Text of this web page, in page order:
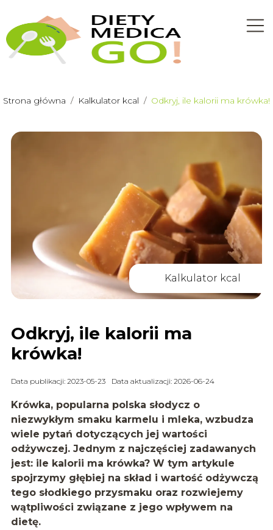
Strona główna / Kalkulator kcal / Odkryj, ile kalorii ma krówka!
Kalkulator kcal
Odkryj, ile kalorii ma
krówka!
Data publikacji: 2023-05-23 Data aktualizacji: 2026-06-24
Krówka, popularna polska słodycz o
niezwykłym smaku karmelu i mleka, wzbudza
wiele pytań dotyczących jej wartości
odżywczej. Jednym z najczęściej zadawanych
jest: ile kalorii ma krówka? W tym artykule
spojrzymy głębiej na skład i wartość odżywczą
tego słodkiego przysmaku oraz rozwiejemy
wątpliwości związane z jego wpływem na
dietę.